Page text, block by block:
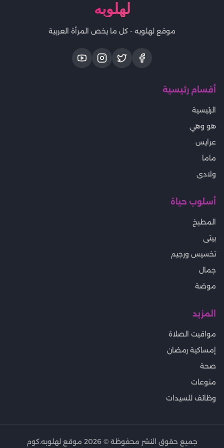
لهلوبه
موقع لهلوبه - كل ما يخص المرأة العربية
أقسام رئيسية
الرئيسية
هو وهي
عرايس
ماما
ولادى
أسلوب حياة
المطبخ
بيتى
تخسيس ورجيم
جمال
موضة
المزيد
مواقيت الصلاة
إمساكية رمضان
صحة
منوعات
وظائف للسيدات
جميع حقوق النشر محفوظة © 2026 موقع لهلوبه.كوم